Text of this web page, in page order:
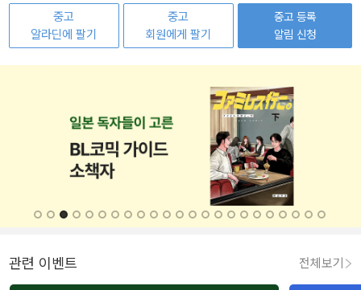
중고
알라딘에 팔기
중고
회원에게 팔기
중고 등록
알림 신청
관련 이벤트 전체보기